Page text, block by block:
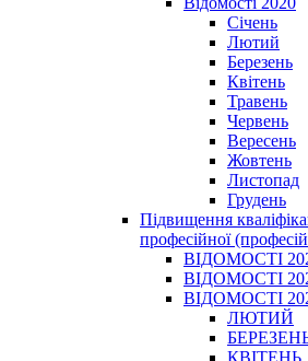
Січень
Лютий
Березень
Квітень
Травень
Червень
Вересень
Жовтень
Листопад
Грудень
Підвищення
професійної
ВІДОМОСТІ
ВІДОМОСТІ
ВІДОМОСТІ
ЛЮТИЙ
КВІТЕНЬ